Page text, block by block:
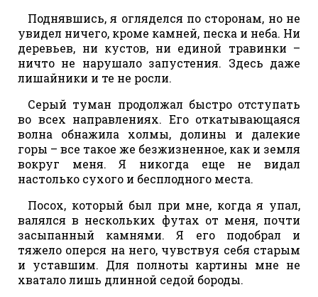
Поднявшись, я огляделся по сторонам, но не
увидел ничего, кроме камней, песка и неба. Ни
деревьев, ни кустов, ни единой травинки –
ничто не нарушало запустения. Здесь даже
лишайники и те не росли.
Серый туман продолжал быстро отступать
во всех направлениях. Его откатывающаяся
волна обнажила холмы, долины и далекие
горы – все такое же безжизненное, как и земля
вокруг меня. Я никогда еще не видал
настолько сухого и бесплодного места.
Посох, который был при мне, когда я упал,
валялся в нескольких футах от меня, почти
засыпанный камнями. Я его подобрал и
тяжело оперся на него, чувствуя себя старым
и уставшим. Для полноты картины мне не
хватало лишь длинной седой бороды.